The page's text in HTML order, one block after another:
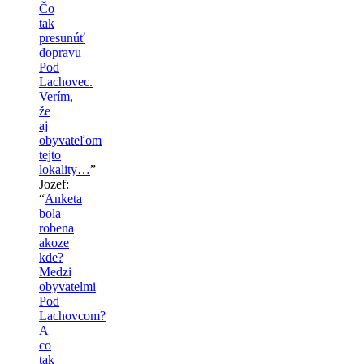
Čo
tak
presunúť
dopravu
Pod
Lachovec.
Verím,
že
aj
obyvateľom
tejto
lokality…”
Jozef:
“Anketa
bola
robena
akoze
kde?
Medzi
obyvatelmi
Pod
Lachovcom?
A
co
tak